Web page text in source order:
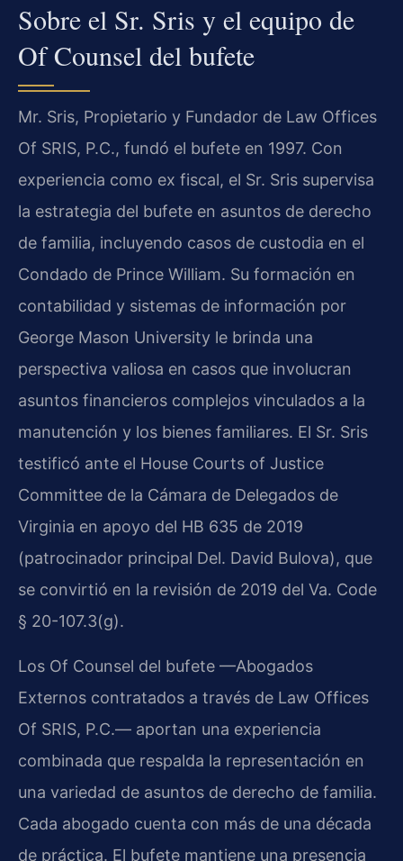
Sobre el Sr. Sris y el equipo de
Of Counsel del bufete
Mr. Sris, Propietario y Fundador de Law Offices
Of SRIS, P.C., fundó el bufete en 1997. Con
experiencia como ex fiscal, el Sr. Sris supervisa
la estrategia del bufete en asuntos de derecho
de familia, incluyendo casos de custodia en el
Condado de Prince William. Su formación en
contabilidad y sistemas de información por
George Mason University le brinda una
perspectiva valiosa en casos que involucran
asuntos financieros complejos vinculados a la
manutención y los bienes familiares. El Sr. Sris
testificó ante el House Courts of Justice
Committee de la Cámara de Delegados de
Virginia en apoyo del HB 635 de 2019
(patrocinador principal Del. David Bulova), que
se convirtió en la revisión de 2019 del Va. Code
§ 20-107.3(g).
Los Of Counsel del bufete —Abogados
Externos contratados a través de Law Offices
Of SRIS, P.C.— aportan una experiencia
combinada que respalda la representación en
una variedad de asuntos de derecho de familia.
Cada abogado cuenta con más de una década
de práctica. El bufete mantiene una presencia